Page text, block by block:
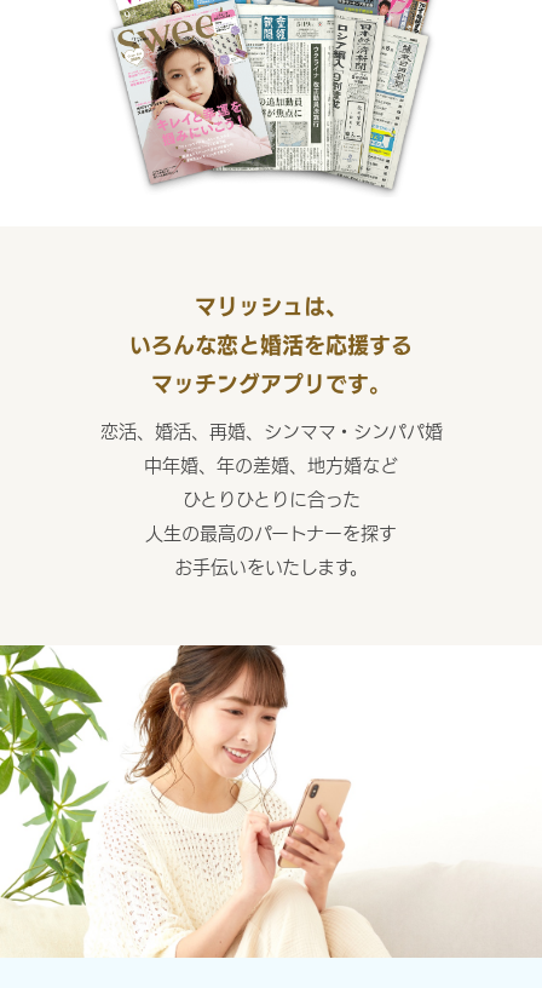
マリッシュは、
いろんな恋と婚活を応援する
マッチングアプリです。
恋活、婚活、再婚、シンママ・シンパパ婚
中年婚、年の差婚、地方婚など
ひとりひとりに合った
人生の最高のパートナーを探す
お手伝いをいたします。